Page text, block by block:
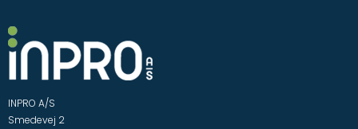
INPRO A/S
Smedevej 2